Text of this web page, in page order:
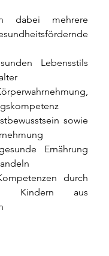
dabei mehrere
Lebensstils
sowie
Ernährung
durch
Kindern aus